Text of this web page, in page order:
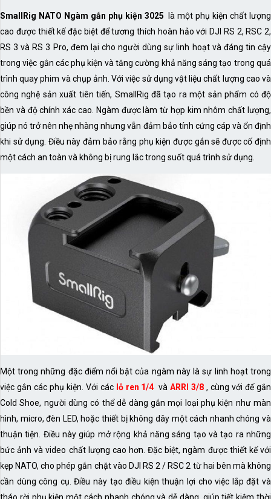
SmallRig NATO Ngàm gắn phụ kiện 3025
là một phụ kiện chất lượng
cao được thiết kế đặc biệt để tương thích hoàn hảo với DJI RS 2, RSC 2,
RS 3 và RS 3 Pro, đem lại cho người dùng sự linh hoạt và đáng tin cậy
trong việc gắn các phụ kiện và tăng cường khả năng sáng tạo trong quá
trình quay phim và chụp ảnh. Với việc sử dụng vật liệu chất lượng cao và
công nghệ sản xuất tiên tiến, SmallRig đã tạo ra một sản phẩm có độ
bền và độ chính xác cao. Ngàm được làm từ hợp kim nhôm chất lượng,
giúp nó trở nên nhẹ nhàng nhưng vẫn đảm bảo tính cứng cáp và ổn định
khi sử dụng. Điều này đảm bảo rằng phụ kiện được gắn sẽ được cố định
một cách an toàn và không bị rung lắc trong suốt quá trình sử dụng.
Một trong những đặc điểm nổi bật của ngàm này là sự linh hoạt trong
việc gắn các phụ kiện. Với các lỗ ren 1/4 vàARRI 3/8 , cùng với đế gắn
Cold Shoe, người dùng có thể dễ dàng gắn mọi loại phụ kiện như màn
hình, micro, đèn LED, hoặc thiết bị không dây một cách nhanh chóng và
thuận tiện. Điều này giúp mở rộng khả năng sáng tạo và tạo ra những
bức ảnh và video chất lượng cao hơn. Đặc biệt, ngàm được thiết kế với
kẹp NATO, cho phép gắn chặt vào DJI RS 2 / RSC 2 từ hai bên mà không
cần dùng công cụ. Điều này tạo điều kiện thuận lợi cho việc lắp đặt và